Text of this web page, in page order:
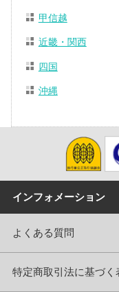
甲信越
近畿・関西
四国
沖縄
インフォメーション
よくある質問
特定商取引法に基づく